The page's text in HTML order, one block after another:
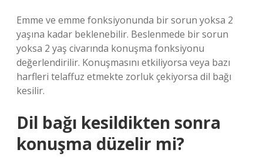
Emme ve emme fonksiyonunda bir sorun yoksa 2
yaşına kadar beklenebilir. Beslenmede bir sorun
yoksa 2 yaş civarında konuşma fonksiyonu
değerlendirilir. Konuşmasını etkiliyorsa veya bazı
harfleri telaffuz etmekte zorluk çekiyorsa dil bağı
kesilir.
Dil bağı kesildikten sonra
konuşma düzelir mi?